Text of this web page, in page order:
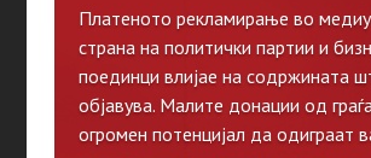
Платеното рекламирање во
страна на политички партии и
поединци влијае на содржината
објавува. Малите донации од
огромен потенцијал да одиграат